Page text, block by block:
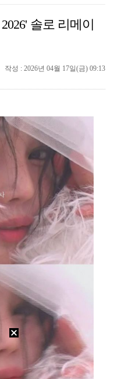
서장훈 감독 "내 능력 부족" 자책하게 만든 펜타곤과의…
'오징어 게임' 미국판 스핀오프, 제작 무산설 "넷플릭…
손인사
시장 나왔다 [공식]
팅
웃
솔로 리메이
작성 : 2026년 04월 17일(금) 09:13